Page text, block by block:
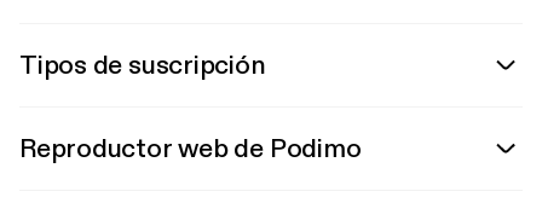
Tipos de suscripción
Reproductor web de Podimo